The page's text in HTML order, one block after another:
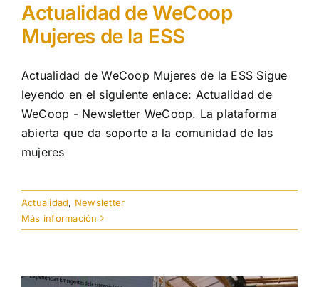
Actualidad de WeCoop
Mujeres de la ESS
Actualidad de WeCoop Mujeres de la ESS Sigue
leyendo en el siguiente enlace: Actualidad de
WeCoop - Newsletter WeCoop. La plataforma
abierta que da soporte a la comunidad de las
mujeres
Actualidad, Newsletter
Más información